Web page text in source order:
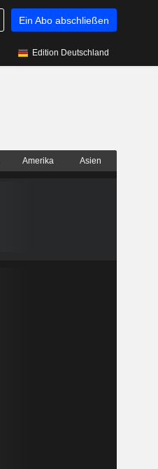
Ein Abo abschließen
Edition Deutschland
Amerika Asien